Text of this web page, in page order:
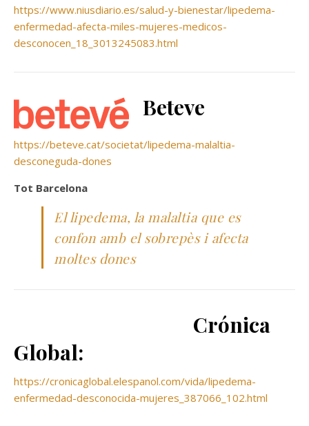
https://www.niusdiario.es/salud-y-bienestar/lipedema-
enfermedad-afecta-miles-mujeres-medicos-
desconocen_18_3013245083.html
Beteve
https://beteve.cat/societat/lipedema-malaltia-
desconeguda-dones
Tot Barcelona
El lipedema, la malaltia que es
confon amb el sobrepès i afecta
moltes dones
Crónica
Global:
https://cronicaglobal.elespanol.com/vida/lipedema-
enfermedad-desconocida-mujeres_387066_102.html